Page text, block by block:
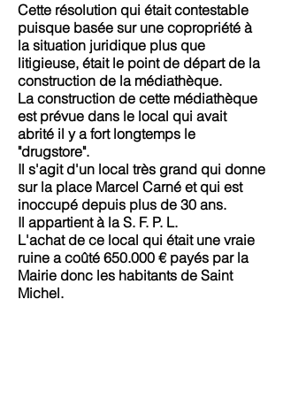
Cette résolution qui était contestable
puisque basée sur une copropriété à
la situation juridique plus que
litigieuse, était le point de départ de la
construction de la médiathèque.
La construction de cette médiathèque
est prévue dans le local qui avait
abrité il y a fort longtemps le
"drugstore".
Il s'agit d'un local très grand qui donne
sur la place Marcel Carné et qui est
inoccupé depuis plus de 30 ans.
Il appartient à la S. F. P. L.
L'achat de ce local qui était une vraie
ruine a coûté 650.000 € payés par la
Mairie donc les habitants de Saint
Michel.